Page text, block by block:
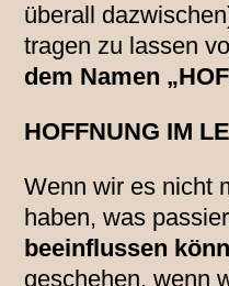
überall
tragen zu lassen
dem Namen
HOFFNUNG IM
Wenn wir es nicht
haben, was
beeinflussen
geschehen, wenn